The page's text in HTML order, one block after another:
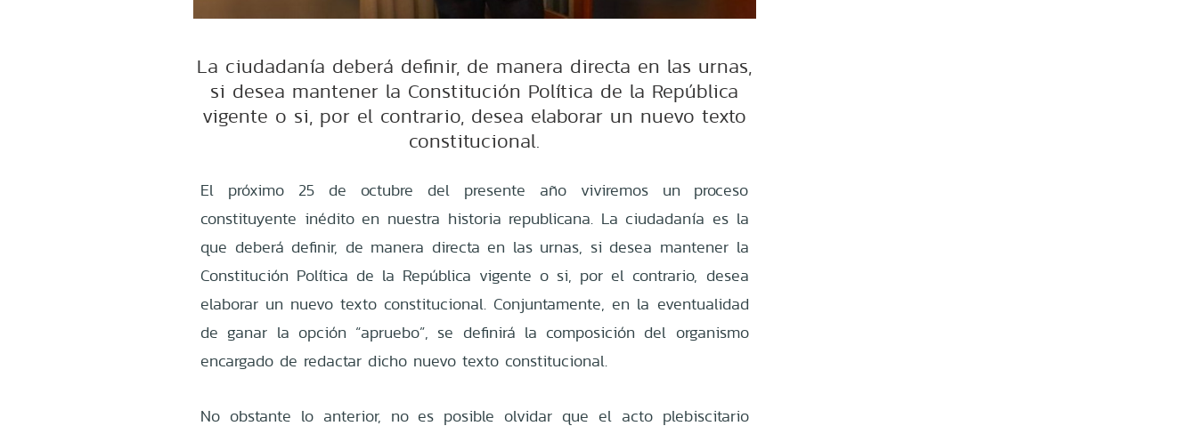
La ciudadanía deberá definir, de manera directa en las urnas,
si desea mantener la Constitución Política de la República
vigente o si, por el contrario, desea elaborar un nuevo texto
constitucional.
El próximo 25 de octubre del presente año viviremos un proceso
constituyente inédito en nuestra historia republicana. La ciudadanía es la
que deberá definir, de manera directa en las urnas, si desea mantener la
Constitución Política de la República vigente o si, por el contrario, desea
elaborar un nuevo texto constitucional. Conjuntamente, en la eventualidad
de ganar la opción “apruebo”, se definirá la composición del organismo
encargado de redactar dicho nuevo texto constitucional.
No obstante lo anterior, no es posible olvidar que el acto plebiscitario